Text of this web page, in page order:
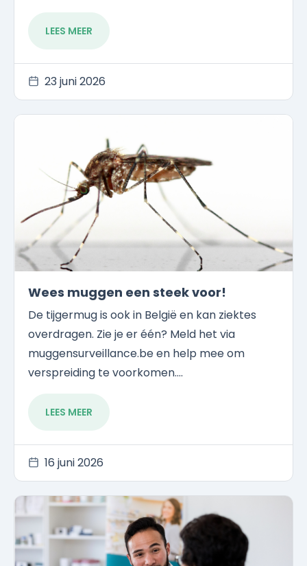
LEES MEER
23 juni 2026
Wees muggen een steek voor!
De tijgermug is ook in België en kan ziektes
overdragen. Zie je er één? Meld het via
muggensurveillance.be en help mee om
verspreiding te voorkomen....
LEES MEER
16 juni 2026